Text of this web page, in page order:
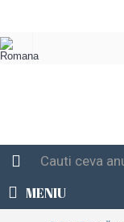
MENIU